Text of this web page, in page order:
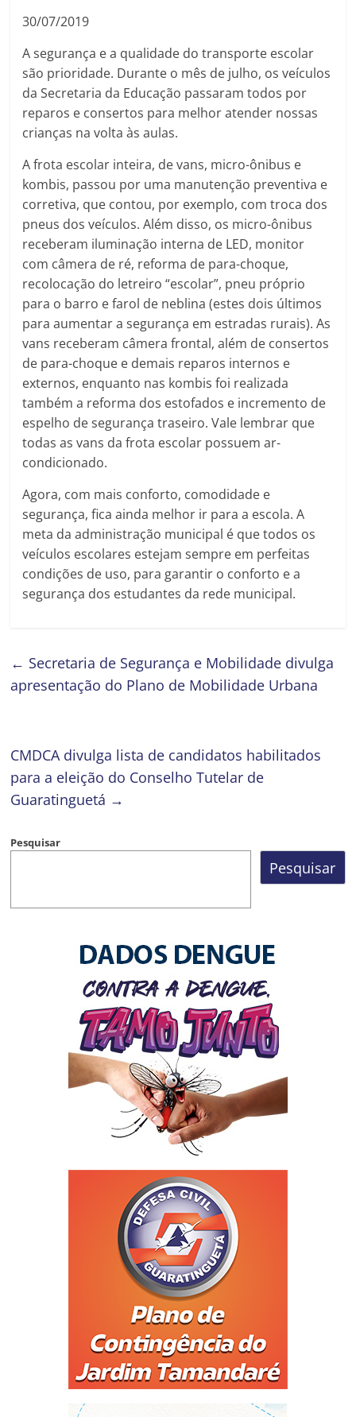
30/07/2019
A segurança e a qualidade do transporte escolar
são prioridade. Durante o mês de julho, os veículos
da Secretaria da Educação passaram todos por
reparos e consertos para melhor atender nossas
crianças na volta às aulas.
A frota escolar inteira, de vans, micro-ônibus e
kombis, passou por uma manutenção preventiva e
corretiva, que contou, por exemplo, com troca dos
pneus dos veículos. Além disso, os micro-ônibus
receberam iluminação interna de LED, monitor
com câmera de ré, reforma de para-choque,
recolocação do letreiro “escolar”, pneu próprio
para o barro e farol de neblina (estes dois últimos
para aumentar a segurança em estradas rurais). As
vans receberam câmera frontal, além de consertos
de para-choque e demais reparos internos e
externos, enquanto nas kombis foi realizada
também a reforma dos estofados e incremento de
espelho de segurança traseiro. Vale lembrar que
todas as vans da frota escolar possuem ar-
condicionado.
Agora, com mais conforto, comodidade e
segurança, fica ainda melhor ir para a escola. A
meta da administração municipal é que todos os
veículos escolares estejam sempre em perfeitas
condições de uso, para garantir o conforto e a
segurança dos estudantes da rede municipal.
← Secretaria de Segurança e Mobilidade divulga
apresentação do Plano de Mobilidade Urbana
CMDCA divulga lista de candidatos habilitados
para a eleição do Conselho Tutelar de
Guaratinguetá →
Pesquisar
Pesquisar